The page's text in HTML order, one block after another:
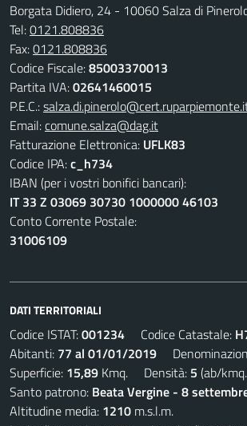
Borgata Didiero, 24 - 10060 Salza di
Tel:0121.808836
Fax:0121.808836
Codice Fiscale:85003370013
Partita IVA:02641460015
P.E.C.:
Email:comune.salza@dag.it
Fatturazione Elettronica: UFLK83
Codice IPA:c_h734
IBAN (per i vostri bonifici bancari):
IT 33 Z 03069 30730 1000000 46103
Conto Corrente Postale:
31006109
DATI TERRITORIALI
Codice ISTAT:001234 Codice Catastale:
Abitanti: 77 al 01/01/2019
Superficie: 15,89 Kmq. Densità: 5 (ab/
Santo patrono: Beata Vergine - 8
Altitudine media: 1210 m.s.l.m.